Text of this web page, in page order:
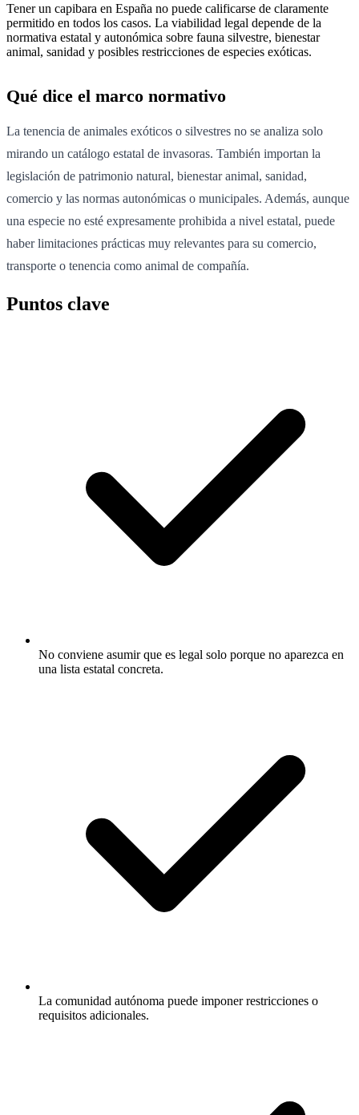
Tener un capibara en España no puede calificarse de claramente
permitido en todos los casos. La viabilidad legal depende de la
normativa estatal y autonómica sobre fauna silvestre, bienestar
animal, sanidad y posibles restricciones de especies exóticas.
Qué dice el marco normativo
La tenencia de animales exóticos o silvestres no se analiza solo
mirando un catálogo estatal de invasoras. También importan la
legislación de patrimonio natural, bienestar animal, sanidad,
comercio y las normas autonómicas o municipales. Además, aunque
una especie no esté expresamente prohibida a nivel estatal, puede
haber limitaciones prácticas muy relevantes para su comercio,
transporte o tenencia como animal de compañía.
Puntos clave
No conviene asumir que es legal solo porque no aparezca en
una lista estatal concreta.
La comunidad autónoma puede imponer restricciones o
requisitos adicionales.